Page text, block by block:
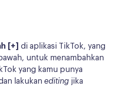
[+] di aplikasi TikTok, yang
untuk menambahkan
yang kamu punya
lakukan editing jika